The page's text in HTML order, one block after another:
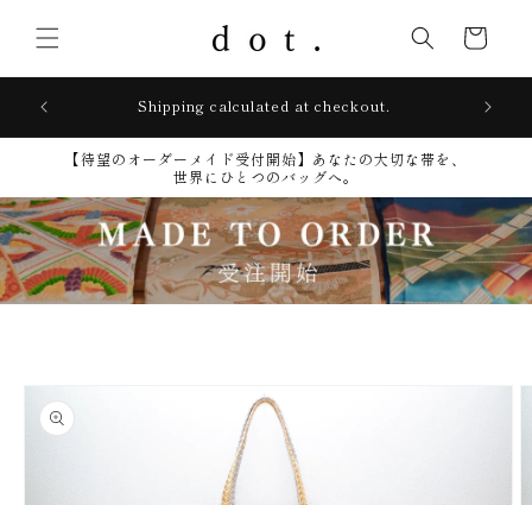
content
Cart
Shipping calculated at checkout.
【待望のオーダーメイド受付開始】​あなたの大切な帯を、
世界にひとつのバッグへ。
Skip to
product
information